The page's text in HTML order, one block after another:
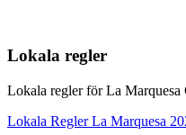
Lokala regler
Lokala regler för La
Lokala Regler La Marquesa